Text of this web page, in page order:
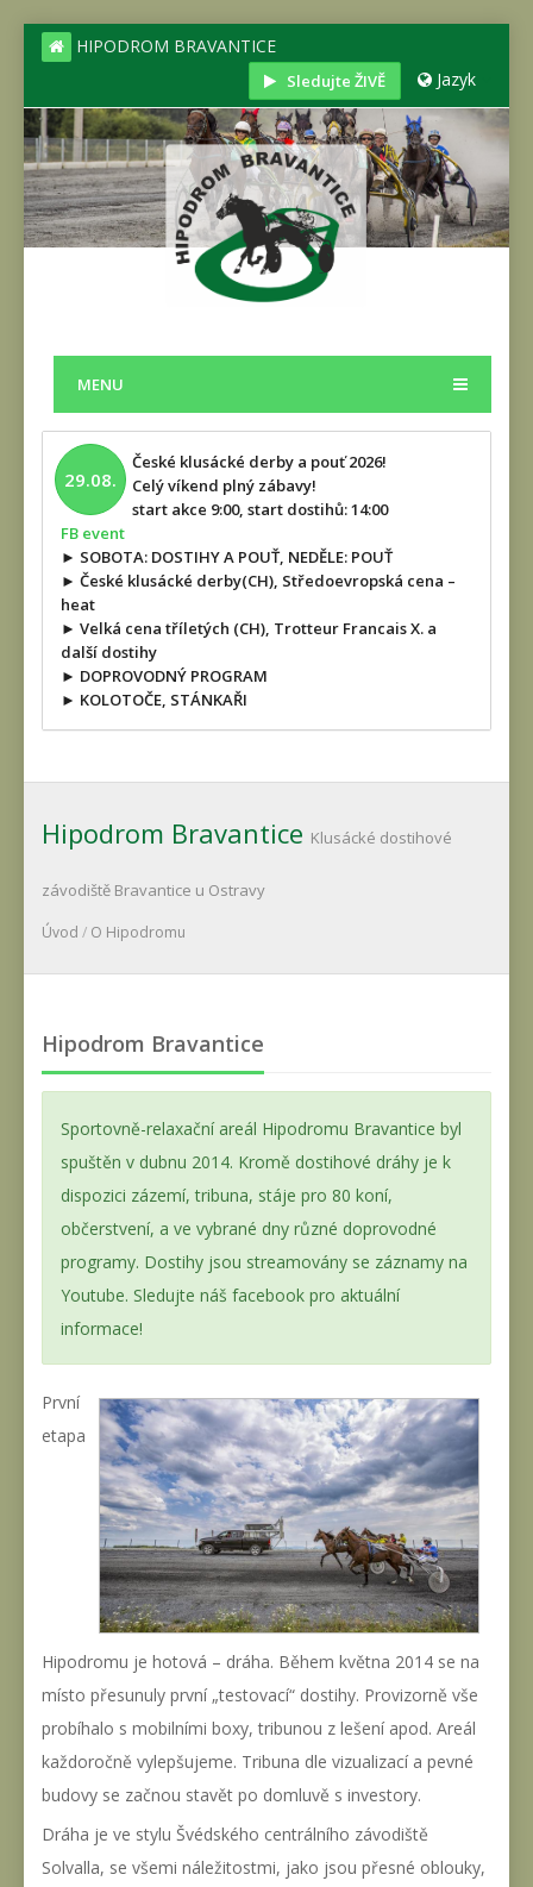
HIPODROM BRAVANTICE
Sledujte ŽIVĚ Jazyk
MENU
29.08.
České klusácké derby a pouť 2026!
Celý víkend plný zábavy!
start akce 9:00, start dostihů: 14:00
FB event
► SOBOTA: DOSTIHY A POUŤ, NEDĚLE: POUŤ
► České klusácké derby(CH), Středoevropská cena –
heat
► Velká cena tříletých (CH), Trotteur Francais X. a
další dostihy
► DOPROVODNÝ PROGRAM
► KOLOTOČE, STÁNKAŘI
Hipodrom Bravantice Klusácké dostihové
závodiště Bravantice u Ostravy
Úvod / O Hipodromu
Hipodrom Bravantice
Sportovně-relaxační areál Hipodromu Bravantice byl
spuštěn v dubnu 2014. Kromě dostihové dráhy je k
dispozici zázemí, tribuna, stáje pro 80 koní,
občerstvení, a ve vybrané dny různé doprovodné
programy. Dostihy jsou streamovány se záznamy na
Youtube. Sledujte náš facebook pro aktuální
informace!
První
etapa
Hipodromu je hotová – dráha. Během května 2014 se na
místo přesunuly první „testovací“ dostihy. Provizorně vše
probíhalo s mobilními boxy, tribunou z lešení apod. Areál
každoročně vylepšujeme. Tribuna dle vizualizací a pevné
budovy se začnou stavět po domluvě s investory.
Dráha je ve stylu Švédského centrálního závodiště
Solvalla, se všemi náležitostmi, jako jsou přesné oblouky,